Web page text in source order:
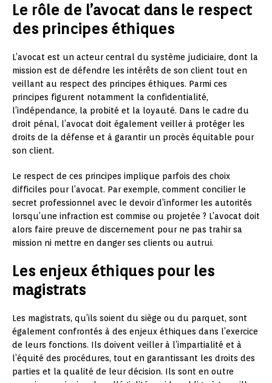
Le rôle de l’avocat dans le respect
des principes éthiques
L’avocat est un acteur central du système judiciaire, dont la
mission est de défendre les intérêts de son client tout en
veillant au respect des principes éthiques. Parmi ces
principes figurent notamment la confidentialité,
l’indépendance, la probité et la loyauté. Dans le cadre du
droit pénal, l’avocat doit également veiller à protéger les
droits de la défense et à garantir un procès équitable pour
son client.
Le respect de ces principes implique parfois des choix
difficiles pour l’avocat. Par exemple, comment concilier le
secret professionnel avec le devoir d’informer les autorités
lorsqu’une infraction est commise ou projetée ? L’avocat doit
alors faire preuve de discernement pour ne pas trahir sa
mission ni mettre en danger ses clients ou autrui.
Les enjeux éthiques pour les
magistrats
Les magistrats, qu’ils soient du siège ou du parquet, sont
également confrontés à des enjeux éthiques dans l’exercice
de leurs fonctions. Ils doivent veiller à l’impartialité et à
l’équité des procédures, tout en garantissant les droits des
parties et la qualité de leur décision. Ils sont en outre